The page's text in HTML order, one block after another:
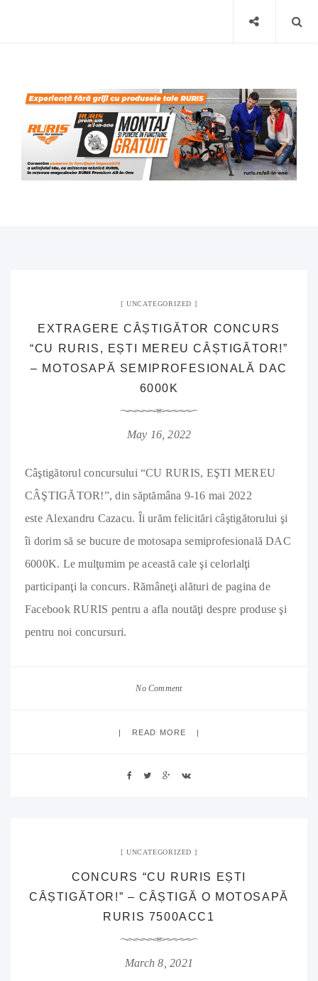
UNCATEGORIZED
EXTRAGERE CÂȘTIGĂTOR CONCURS
“CU RURIS, EȘTI MEREU CÂȘTIGĂTOR!”
– MOTOSAPĂ SEMIPROFESIONALĂ DAC
6000K
May 16, 2022
Câştigătorul concursului “CU RURIS, EŞTI MEREU
CÂŞTIGĂTOR!”, din săptămâna 9-16 mai 2022
este Alexandru Cazacu. Îi urăm felicitări câştigătorului şi
îi dorim să se bucure de motosapa semiprofesională DAC
6000K. Le mulţumim pe această cale şi celorlalţi
participanţi la concurs. Rămâneţi alături de pagina de
Facebook RURIS pentru a afla noutăţi despre produse şi
pentru noi concursuri.
No Comment
READ MORE
UNCATEGORIZED
CONCURS “CU RURIS EȘTI
CÂȘTIGĂTOR!” – CÂȘTIGĂ O MOTOSAPĂ
RURIS 7500ACC1
March 8, 2021